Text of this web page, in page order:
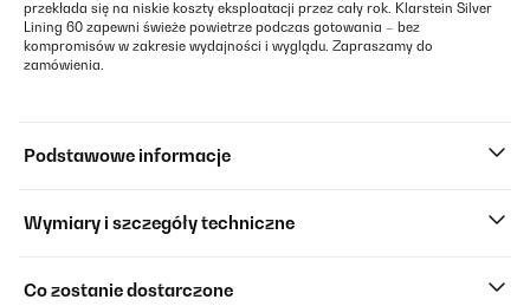
przekłada się na niskie koszty eksploatacji przez cały rok. Klarstein Silver
Lining 60 zapewni świeże powietrze podczas gotowania – bez
kompromisów w zakresie wydajności i wyglądu. Zapraszamy do
zamówienia.
Podstawowe informacje
Wymiary i szczegóły techniczne
Co zostanie dostarczone